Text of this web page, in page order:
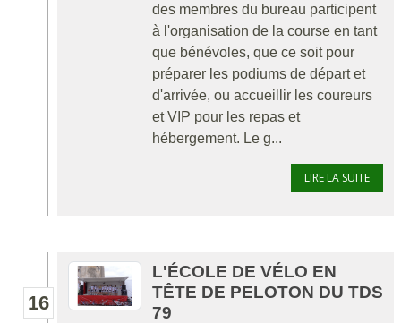
des membres du bureau participent
à l'organisation de la course en tant
que bénévoles, que ce soit pour
préparer les podiums de départ et
d'arrivée, ou accueillir les coureurs
et VIP pour les repas et
hébergement. Le g...
LIRE LA SUITE
16
L'ÉCOLE DE VÉLO EN
TÊTE DE PELOTON DU TDS
79